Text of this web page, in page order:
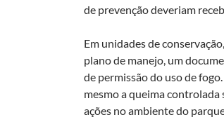
de prevenção deveriam
Em unidades de
plano de manejo, um
de permissão do uso de
mesmo a queima controlada
ações no ambiente do